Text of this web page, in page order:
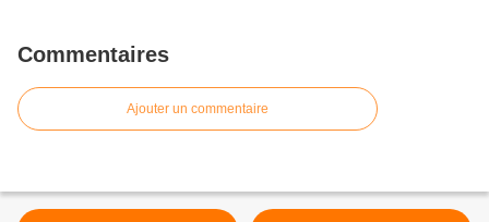
Commentaires
Ajouter un commentaire